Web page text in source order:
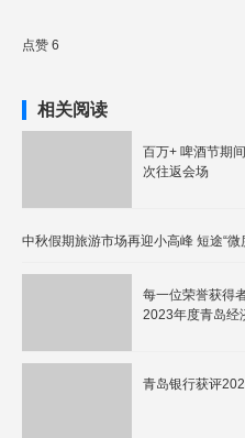
点赞 6
相关阅读
百万+ 啤酒节期间，青岛地铁运送110余万人
次往返会场
中秋假期旅游市场再迎小高峰 短途“微
每一位荣誉获得
2023年度青岛经
青岛银行获评